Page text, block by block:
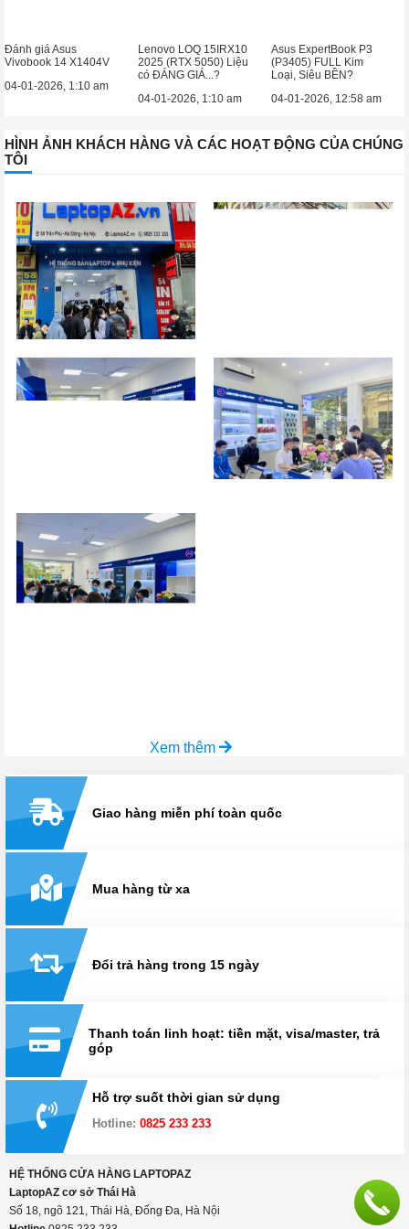
Đánh giá Asus
Vivobook 14 X1404V
04-01-2026, 1:10 am
Lenovo LOQ 15IRX10
2025 (RTX 5050) Liệu
có ĐÁNG GIÁ...?
04-01-2026, 1:10 am
Asus ExpertBook P3
(P3405) FULL Kim
Loại, Siêu BỀN?
04-01-2026, 12:58 am
HÌNH ẢNH KHÁCH HÀNG VÀ CÁC HOẠT ĐỘNG CỦA CHÚNG
TÔI
Đổi trả hàng trong 15 ngày
góp
Hỗ trợ suốt thời gian sử dụng